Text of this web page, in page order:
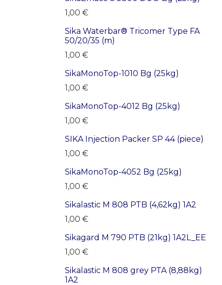
1,00 €
Sika Waterbar® Tricomer Type FA
50/20/35 (m)
1,00 €
SikaMonoTop-1010 Bg (25kg)
1,00 €
SikaMonoTop-4012 Bg (25kg)
1,00 €
SIKA Injection Packer SP 44 (piece)
1,00 €
SikaMonoTop-4052 Bg (25kg)
1,00 €
Sikalastic M 808 PTB (4,62kg) 1A2
1,00 €
Sikagard M 790 PTB (21kg) 1A2L_EE
1,00 €
Sikalastic M 808 grey PTA (8,88kg)
1A2